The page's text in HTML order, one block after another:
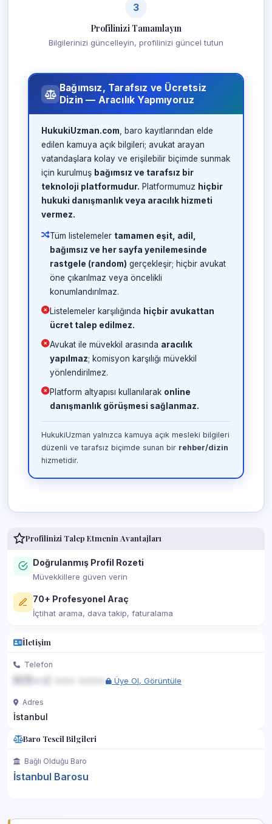
3
Profilinizi Tamamlayın
Bilgilerinizi güncelleyin, profilinizi güncel tutun
Bağımsız, Tarafsız ve Ücretsiz
Dizin — Aracılık Yapmıyoruz
HukukiUzman.com , baro kayıtlarından elde
edilen kamuya açık bilgileri; avukat arayan
vatandaşlara kolay ve erişilebilir biçimde sunmak
için kurulmuş bağımsız ve tarafsız bir
teknoloji platformudur. Platformumuz hiçbir
hukuki danışmanlık veya aracılık hizmeti
vermez.
Tüm listelemeler tamamen eşit, adil,
bağımsız ve her sayfa yenilemesinde
rastgele (random) gerçekleşir; hiçbir avukat
öne çıkarılmaz veya öncelikli
konumlandırılmaz.
Listelemeler karşılığında hiçbir avukattan
ücret talep edilmez.
Avukat ile müvekkil arasında aracılık
yapılmaz; komisyon karşılığı müvekkil
yönlendirilmez.
Platform altyapısı kullanılarak online
danışmanlık görüşmesi sağlanmaz.
HukukiUzman yalnızca kamuya açık mesleki bilgileri
düzenli ve tarafsız biçimde sunan bir rehber/dizin
hizmetidir.
Profilinizi Talep Etmenin Avantajları
Doğrulanmış Profil Rozeti
Müvekkillere güven verin
70+ Profesyonel Araç
İçtihat arama, dava takip, faturalama
İletişim
Telefon
Üye Ol, Görüntüle
Adres
İstanbul
Baro Tescil Bilgileri
Bağlı Olduğu Baro
İstanbul Barosu